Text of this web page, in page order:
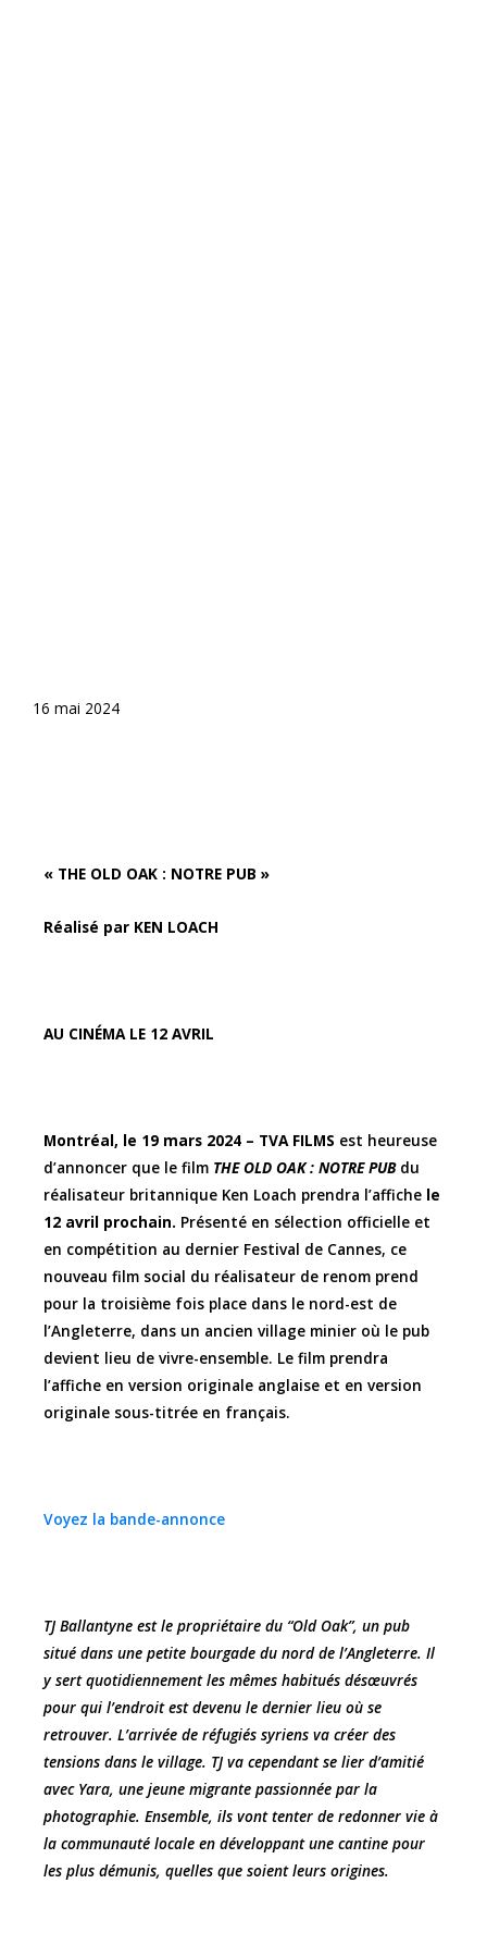
16 mai 2024
« THE OLD OAK : NOTRE PUB »
Réalisé par KEN LOACH
AU CINÉMA LE 12 AVRIL
Montréal, le 19 mars 2024 – TVA FILMS est heureuse
d’annoncer que le film THE OLD OAK : NOTRE PUB du
réalisateur britannique Ken Loach prendra l’affiche le
12 avril prochain. Présenté en sélection officielle et
en compétition au dernier Festival de Cannes, ce
nouveau film social du réalisateur de renom prend
pour la troisième fois place dans le nord-est de
l’Angleterre, dans un ancien village minier où le pub
devient lieu de vivre-ensemble. Le film prendra
l’affiche en version originale anglaise et en version
originale sous-titrée en français.
Voyez la bande-annonce
TJ Ballantyne est le propriétaire du “Old Oak”, un pub
situé dans une petite bourgade du nord de l’Angleterre. Il
y sert quotidiennement les mêmes habitués désœuvrés
pour qui l’endroit est devenu le dernier lieu où se
retrouver. L’arrivée de réfugiés syriens va créer des
tensions dans le village. TJ va cependant se lier d’amitié
avec Yara, une jeune migrante passionnée par la
photographie. Ensemble, ils vont tenter de redonner vie à
la communauté locale en développant une cantine pour
les plus démunis, quelles que soient leurs origines.